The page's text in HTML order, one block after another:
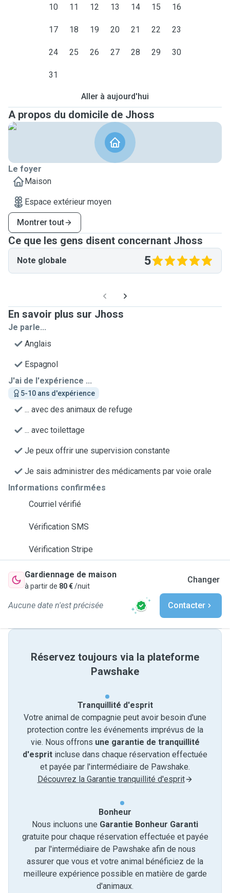
10 11 12 13 14 15 16
17 18 19 20 21 22 23
24 25 26 27 28 29 30
31
Aller à aujourd'hui
A propos du domicile de Jhoss
Le foyer
Maison
Espace extérieur moyen
Montrer tout
Ce que les gens disent concernant Jhoss
Note globale 5
En savoir plus sur Jhoss
Je parle...
Anglais
Espagnol
J'ai de l'expérience ...
5-10 ans d'expérience
... avec des animaux de refuge
... avec toilettage
Je peux offrir une supervision constante
Je sais administrer des médicaments par voie orale
Informations confirmées
Courriel vérifié
Vérification SMS
Vérification Stripe
Gardiennage de maison
à partir de 80 €/nuit
Changer
Aucune date n'est précisée Contacter
Réservez toujours via la plateforme
Pawshake
Tranquillité d'esprit
Votre animal de compagnie peut avoir besoin d'une
protection contre les événements imprévus de la
vie. Nous offrons une garantie de tranquillité
d'esprit incluse dans chaque réservation effectuée
et payée par l'intermédiaire de Pawshake.
Découvrez la Garantie tranquillité d'esprit
Bonheur
Nous incluons une Garantie Bonheur Garanti
gratuite pour chaque réservation effectuée et payée
par l'intermédiaire de Pawshake afin de nous
assurer que vous et votre animal bénéficiez de la
meilleure expérience possible en matière de garde
d'animaux.